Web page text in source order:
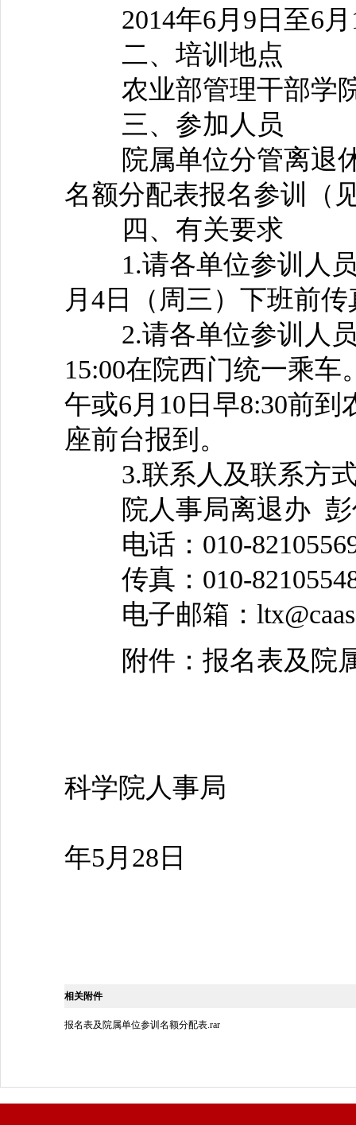
2014年6月9日至6月
二、培训地点
农业部管理干部学
三、参加人员
院属单位分管离退休
名额分配表报名参训（
四、有关要求
1.请各单位参训人员
月4日（周三）下班前
2.请各单位参训人员
15:00在院西门统一乘
午或6月10日早8:30前
座前台报到。
3.联系人及联系方
院人事局离退办 彭
电话：010-
传真：010-
电子邮箱：
附件：报名表及院属
科学院人事局
年5月28日
相关附件
报名表及院属单位参训名额分配表.rar